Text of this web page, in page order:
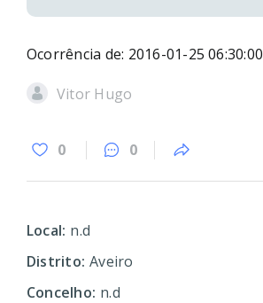
Ocorrência de: 2016-01-25 06:30:00
Vitor Hugo
0 0
Local: n.d
Distrito: Aveiro
Concelho: n.d